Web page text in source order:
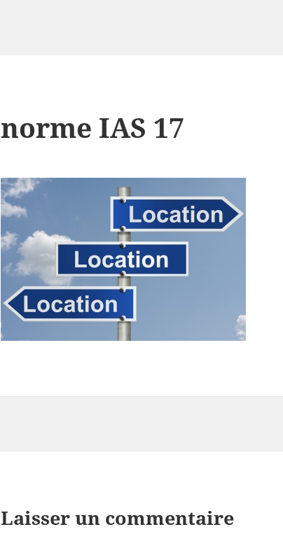
norme IAS 17
Laisser un commentaire